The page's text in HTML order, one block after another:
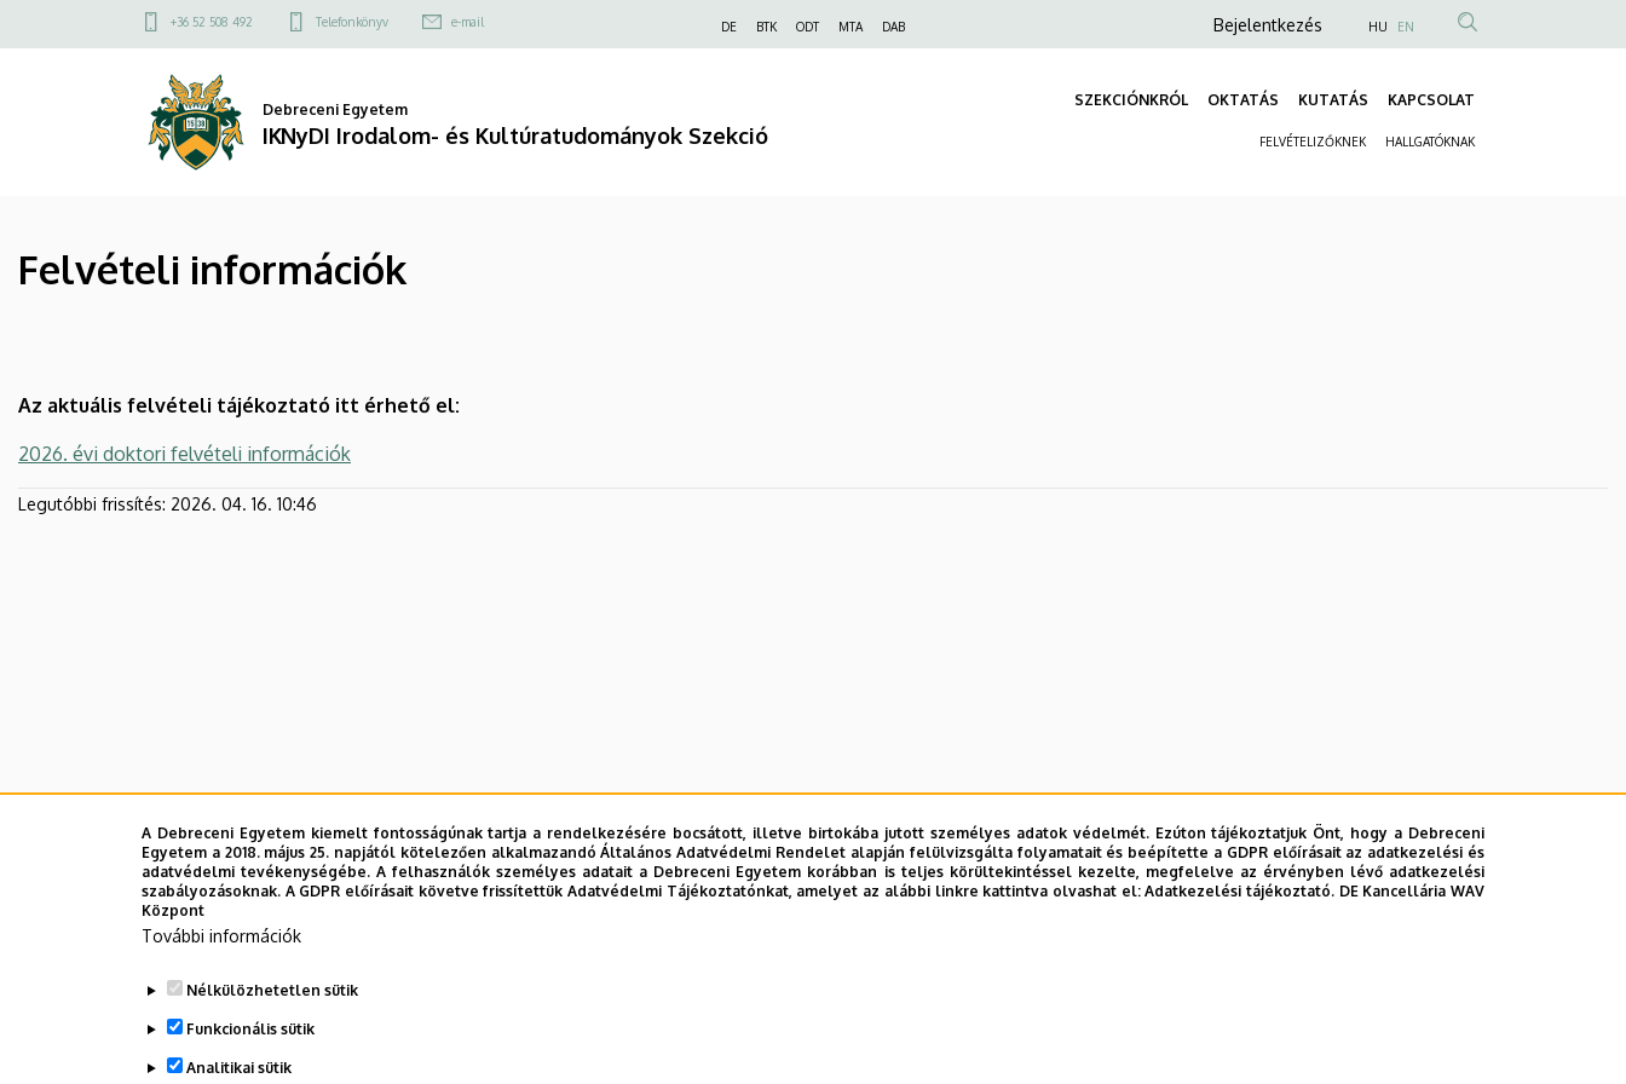
Felvételi
információk
és
a
Felső
menü
+36 52 508 492 Telefonkönyv e-mail DE BTK ODT MTA DAB
Anonim
fiók
menüje
Bejelentkezés HU EN
Debreceni Egyetem
IKNyDI Irodalom- és Kultúratudományok Szekció
SZEKCIÓNKRÓL OKTATÁS KUTATÁS KAPCSOLAT
FELVÉTELIZŐKNEK HALLGATÓKNAK
Felvételi információk
Az aktuális felvételi tájékoztató itt érhető el:
2026. évi doktori felvételi információk
Legutóbbi frissítés: 2026. 04. 16. 10:46
A Debreceni Egyetem kiemelt fontosságúnak tartja a rendelkezésére bocsátott, illetve birtokába jutott személyes adatok védelmét. Ezúton tájékoztatjuk Önt, hogy a Debreceni
Egyetem a 2018. május 25. napjától kötelezően alkalmazandó Általános Adatvédelmi Rendelet alapján felülvizsgálta folyamatait és beépítette a GDPR előírásait az adatkezelési és
adatvédelmi tevékenységébe. A felhasználók személyes adatait a Debreceni Egyetem korábban is teljes körültekintéssel kezelte, megfelelve az érvényben lévő adatkezelési
szabályozásoknak. A GDPR előírásait követve frissítettük Adatvédelmi Tájékoztatónkat, amelyet az alábbi linkre kattintva olvashat el:Adatkezelési tájékoztató. DE Kancellária WAV
Központ
További információk
Nélkülözhetetlen sütik
Funkcionális sütik
Analitikai sütik